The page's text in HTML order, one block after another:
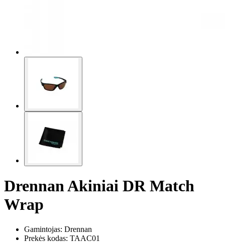
Drennan Akiniai DR Match
Wrap
Gamintojas: Drennan
Prekės kodas: TAAC01